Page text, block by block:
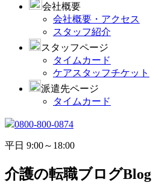
会社概要
会社概要・アクセス
スタッフ紹介
スタッフページ
タイムカード
ケアスタッフチケット
派遣先ページ
タイムカード
0800-800-0874
平日 9:00～18:00
介護の転職ブログBlog